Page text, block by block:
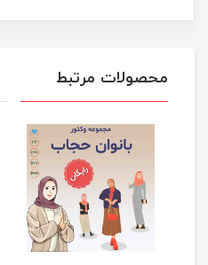
محصولات مرتبط